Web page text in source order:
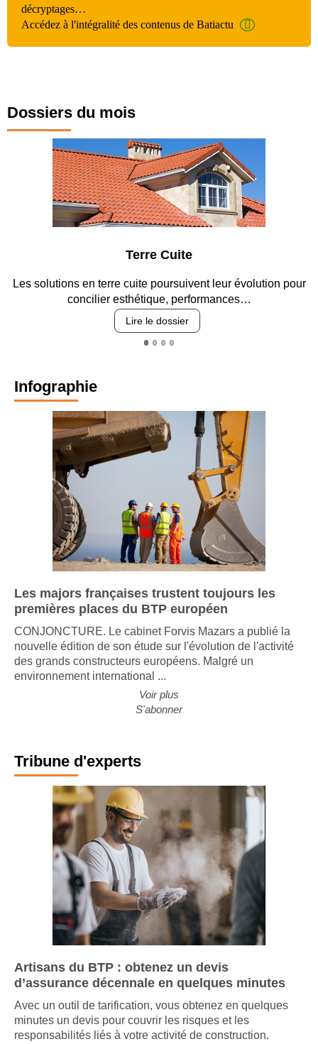
décryptages…
Accédez à l'intégralité des contenus de Batiactu
Dossiers du mois
Terre Cuite
Les solutions en terre cuite poursuivent leur évolution pour
concilier esthétique, performances…
Lire le dossier
Infographie
Les majors françaises trustent toujours les
premières places du BTP européen
CONJONCTURE. Le cabinet Forvis Mazars a publié la
nouvelle édition de son étude sur l'évolution de l'activité
des grands constructeurs européens. Malgré un
environnement international ...
Voir plus
S'abonner
Tribune d'experts
Artisans du BTP : obtenez un devis
d’assurance décennale en quelques minutes
Avec un outil de tarification, vous obtenez en quelques
minutes un devis pour couvrir les risques et les
responsabilités liés à votre activité de construction.